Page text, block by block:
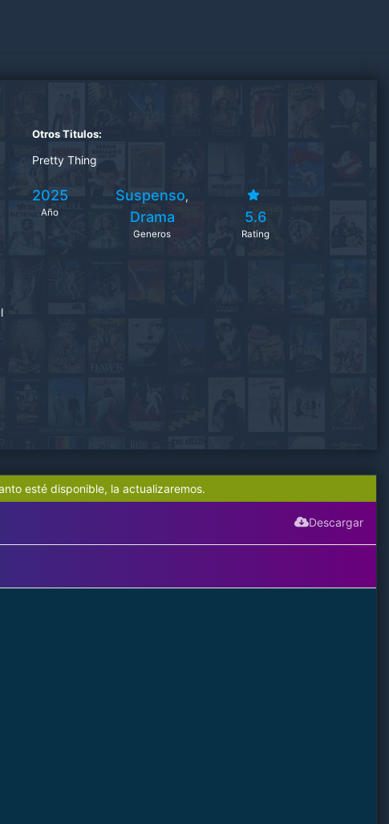
Otros Titulos:
Pretty Thing
2025
Año
Suspenso,
Drama
Generos
5.6
Rating
esté disponible, la actualizaremos.
Descargar